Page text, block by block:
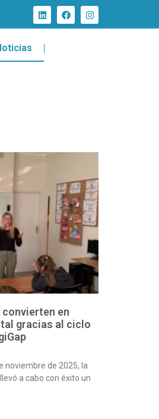
en
gracias al ciclo
noviembre de 2025, la
a cabo con éxito un